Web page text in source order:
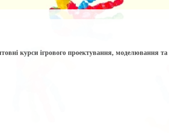
курси ігрового проектування, моделювання та